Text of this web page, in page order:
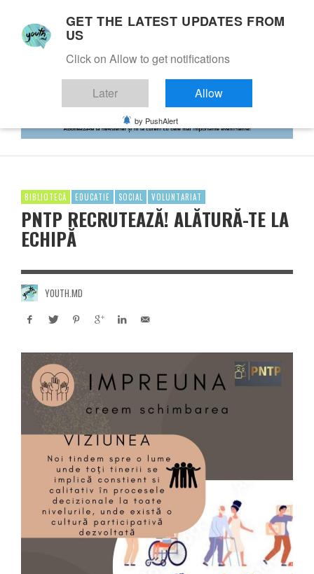
BIBLIOTECĂ EDUCATIE SOCIAL VOLUNTARIAT
PNTP RECRUTEAZĂ! ALĂTURĂ-TE LA
ECHIPĂ
YOUTH.MD
GET THE LATEST UPDATES FROM
US
Click on Allow to get notifications
Later Allow
by PushAlert